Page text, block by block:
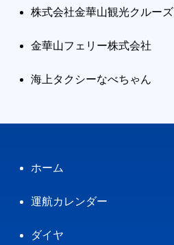
株式会社金華山観光クルーズ
金華山フェリー株式会社
海上タクシーなべちゃん
ホーム
運航カレンダー
ダイヤ